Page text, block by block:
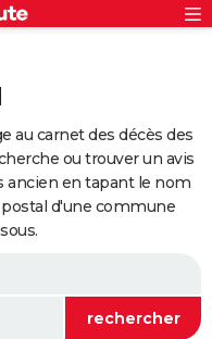
au carnet des décès des
ou trouver un avis
ancien en tapant le nom
d'une commune